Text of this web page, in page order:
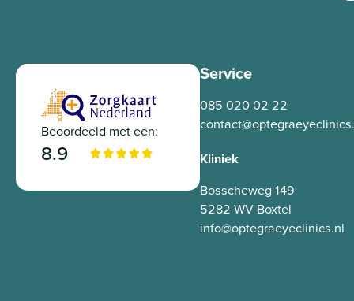
Beoordeeld met een:
8.9
Service
085 020 02 22
Kliniek
Bosscheweg 149
5282 WV Boxtel
info@optegraeyeclinics.nl